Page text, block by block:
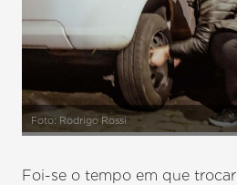
Foto: Rodrigo Rossi
Foi-se o tempo em que trocar